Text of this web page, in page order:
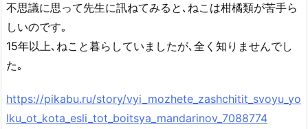
不思議に思って先生に訊ねてみると､ねこは柑橘類が苦手ら
しいのです｡
15年以上､ねこと暮らしていましたが､全く知りませんでし
た｡
https://pikabu.ru/story/vyi_mozhete_zashchitit_svoyu_yo
lku_ot_kota_esli_tot_boitsya_mandarinov_7088774